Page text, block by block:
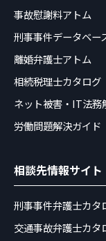
事故慰謝料アトム
刑事事件データベー
離婚弁護士アトム
相続税理士カタログ
ネット被害・IT法務
労働問題解決ガイド
相談先情報サイト
刑事事件弁護士カタ
交通事故弁護士カタ